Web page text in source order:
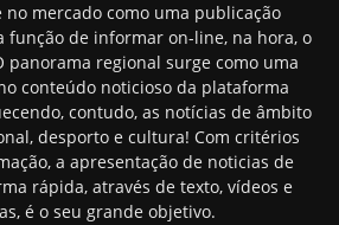
no mercado como uma publicação
função de informar on-line, na hora, o
panorama regional surge como uma
conteúdo noticioso da plataforma
contudo, as notícias de âmbito
desporto e cultura! Com critérios
a apresentação de noticias de
rápida, através de texto, vídeos e
é o seu grande objetivo.